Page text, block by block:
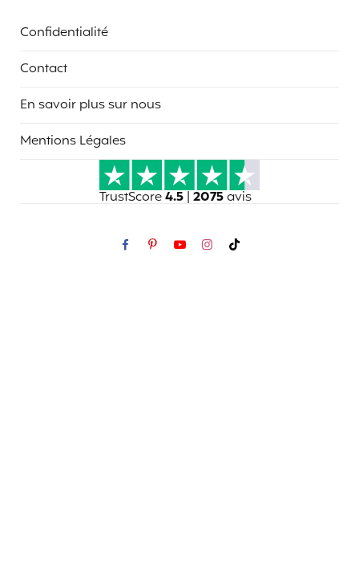
Confidentialité
Contact
En savoir plus sur nous
Mentions Légales
TrustScore4.5 | 2075avis